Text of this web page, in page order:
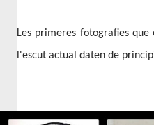
Les primeres fotografies
l'escut actual daten de